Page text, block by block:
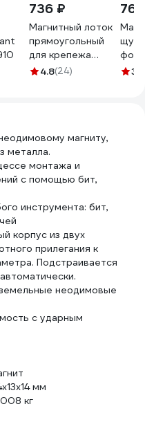
736 ₽
Магнитный лоток
прямоугольный
для крепежа
Arnezi 136x237 мм
4.8(24)
щуп
3.7
магниту,
металла.
монтажа и
с помощью бит,
инструмента: бит,
корпус из двух
прилегания к
Подстраивается
неодимовые
с ударным
мм
кг